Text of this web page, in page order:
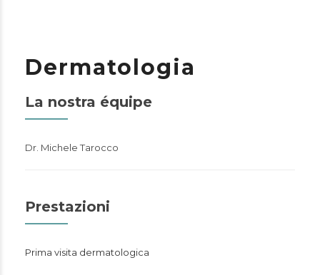
Dermatologia
La nostra équipe
Dr. Michele Tarocco
Prestazioni
Prima visita dermatologica